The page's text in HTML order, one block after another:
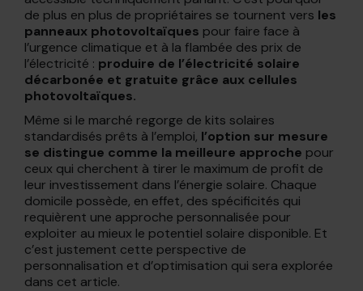
de plus en plus de propriétaires se tournent vers les
panneaux photovoltaïques pour faire face à
l’urgence climatique et à la flambée des prix de
l’électricité : produire de l’électricité solaire
décarbonée et gratuite grâce aux cellules
photovoltaïques.
Même si le marché regorge de kits solaires
standardisés prêts à l’emploi, l’option sur mesure
se distingue comme la meilleure approche pour
ceux qui cherchent à tirer le maximum de profit de
leur investissement dans l’énergie solaire. Chaque
domicile possède, en effet, des spécificités qui
requièrent une approche personnalisée pour
exploiter au mieux le potentiel solaire disponible. Et
c’est justement cette perspective de
personnalisation et d’optimisation qui sera explorée
dans cet article.